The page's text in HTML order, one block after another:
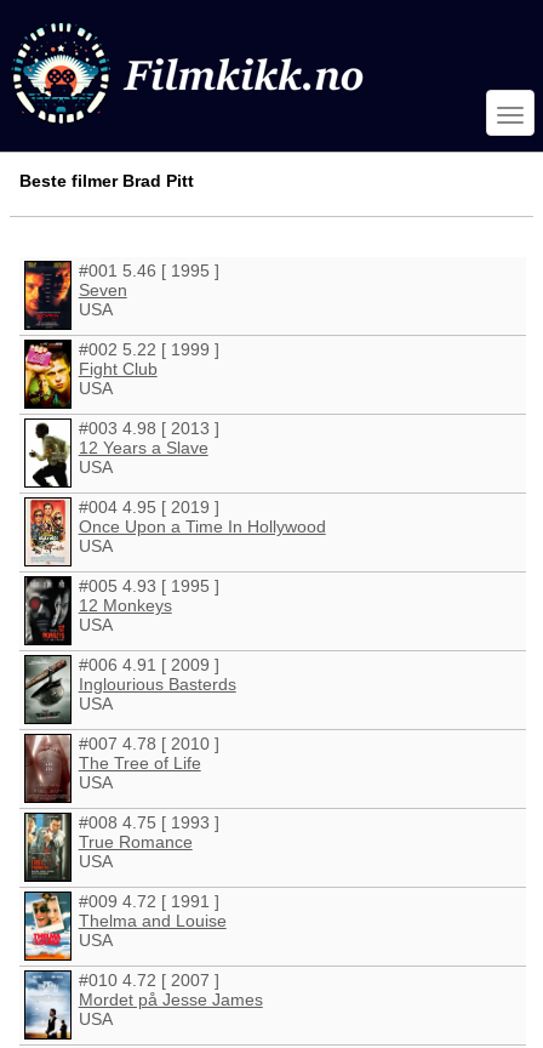
Beste filmer Brad Pitt
#001 5.46 [ 1995 ]
Seven
USA
#002 5.22 [ 1999 ]
Fight Club
USA
#003 4.98 [ 2013 ]
12 Years a Slave
USA
#004 4.95 [ 2019 ]
Once Upon a Time In Hollywood
USA
#005 4.93 [ 1995 ]
12 Monkeys
USA
#006 4.91 [ 2009 ]
Inglourious Basterds
USA
#007 4.78 [ 2010 ]
The Tree of Life
USA
#008 4.75 [ 1993 ]
True Romance
USA
#009 4.72 [ 1991 ]
Thelma and Louise
USA
#010 4.72 [ 2007 ]
Mordet på Jesse James
USA